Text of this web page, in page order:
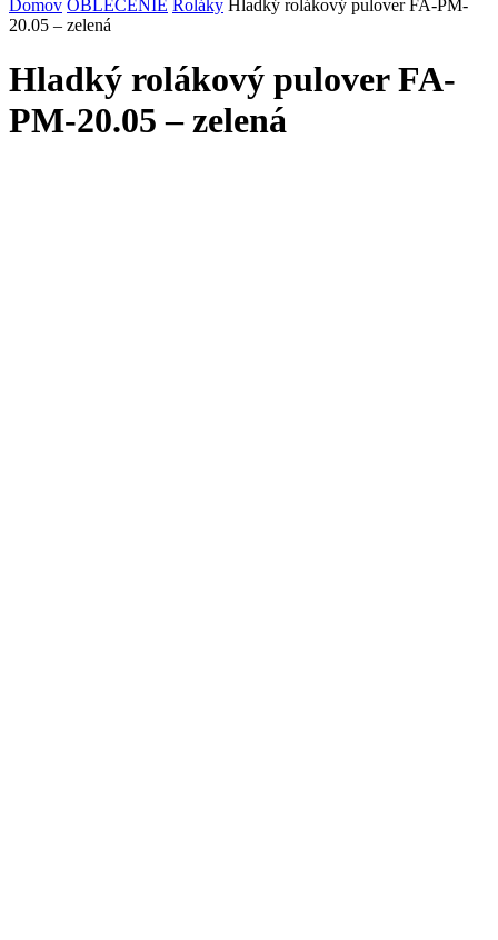
Domov OBLEČENIE Roláky Hladký rolákový pulover FA-PM-
20.05 – zelená
Hladký rolákový pulover FA-
PM-20.05 – zelená